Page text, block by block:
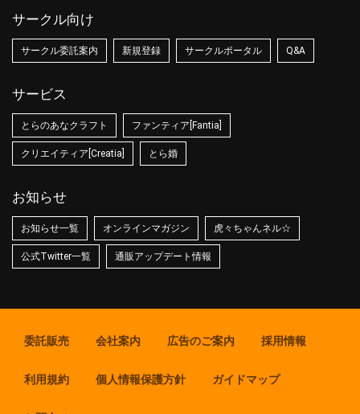
サークル向け
サークル委託案内 新規登録 サークルポータル Q&A
サービス
とらのあなクラフト ファンティア[Fantia]
クリエイティア[Creatia] とら婚
お知らせ
お知らせ一覧 オンラインマガジン 虎々ちゃんネル☆
公式Twitter一覧 通販アップデート情報
委託販売 会社案内 広告のご案内 採用情報
利用規約 個人情報保護方針 ガイドマップ